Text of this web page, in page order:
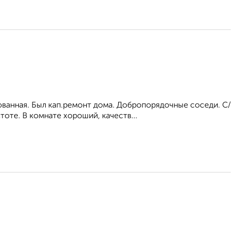
Был кап.ремонт дома. Добропорядочные соседи. С/
В комнате хороший, качеств...